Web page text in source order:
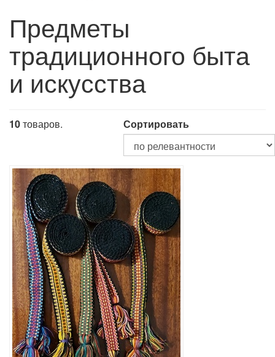
Предметы
традиционного быта
и искусства
10товаров. Сортировать